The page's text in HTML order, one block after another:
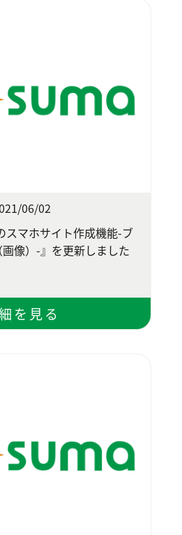
06/02
スマホサイト作成機能-ブ
像）-』を更新しました